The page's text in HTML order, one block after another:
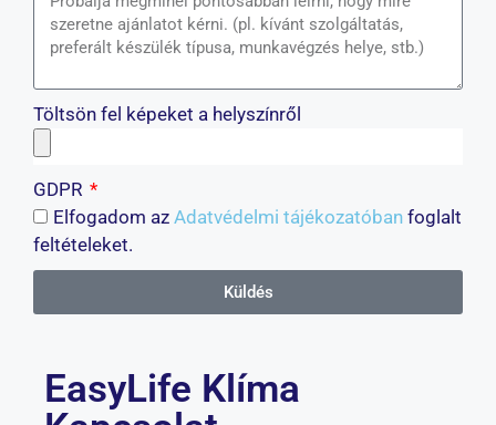
Töltsön fel képeket a helyszínről
GDPR
Elfogadom az Adatvédelmi tájékozatóban foglalt
feltételeket.
Küldés
EasyLife Klíma